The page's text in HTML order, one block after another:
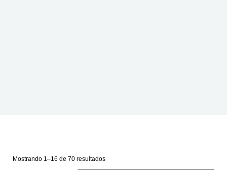
Mostrando 1–16 de 70 resultados